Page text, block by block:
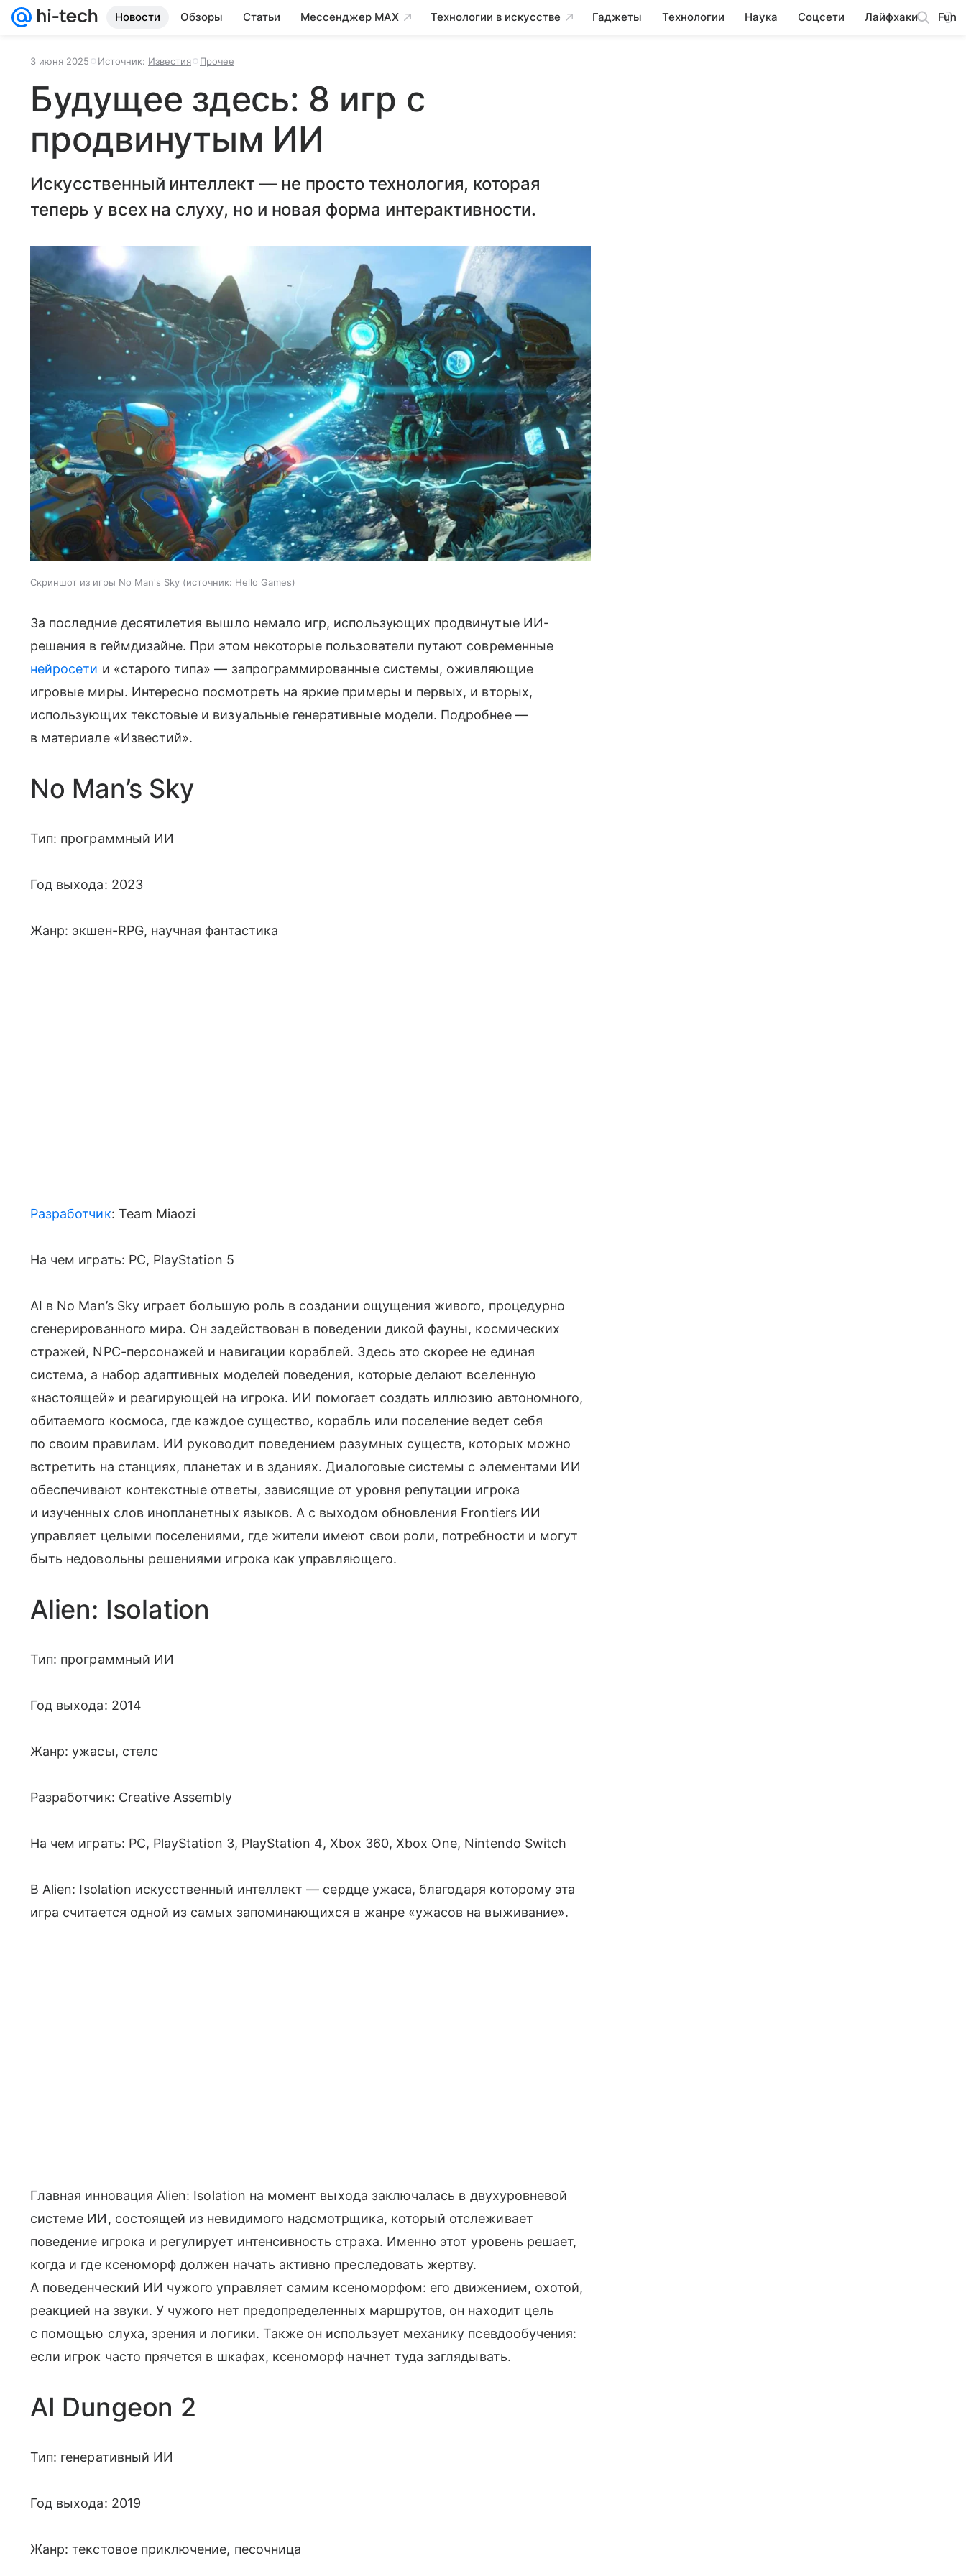
Новости Обзоры Статьи Мессенджер MAX Технологии в искусстве Гаджеты Технологии Наука Соцсети Лайфхаки Fun
3 июня 2025 Источник: Известия Прочее
Будущее здесь: 8 игр c
продвинутым ИИ
Искусственный интеллект — не просто технология, которая
теперь у всех на слуху, но и новая форма интерактивности.
Скриншот из игры No Man's Sky источник: Hello Games
За последние десятилетия вышло немало игр, использующих продвинутые ИИ-
решения в геймдизайне. При этом некоторые пользователи путают современные
нейросети и «старого типа» — запрограммированные системы, оживляющие
игровые миры. Интересно посмотреть на яркие примеры и первых, и вторых,
использующих текстовые и визуальные генеративные модели. Подробнее —
в материале «Известий».
No Man’s Sky
Тип: программный ИИ
Год выхода: 2023
Жанр: экшен-RPG, научная фантастика
Разработчик: Team Miaozi
На чем играть: PC, PlayStation 5
AI в No Man’s Sky играет большую роль в создании ощущения живого, процедурно
сгенерированного мира. Он задействован в поведении дикой фауны, космических
стражей, NPC-персонажей и навигации кораблей. Здесь это скорее не единая
система, а набор адаптивных моделей поведения, которые делают вселенную
«настоящей» и реагирующей на игрока. ИИ помогает создать иллюзию автономного,
обитаемого космоса, где каждое существо, корабль или поселение ведет себя
по своим правилам. ИИ руководит поведением разумных существ, которых можно
встретить на станциях, планетах и в зданиях. Диалоговые системы с элементами ИИ
обеспечивают контекстные ответы, зависящие от уровня репутации игрока
и изученных слов инопланетных языков. А с выходом обновления Frontiers ИИ
управляет целыми поселениями, где жители имеют свои роли, потребности и могут
быть недовольны решениями игрока как управляющего.
Alien: Isolation
Тип: программный ИИ
Год выхода: 2014
Жанр: ужасы, стелс
Разработчик: Creative Assembly
На чем играть: PC, PlayStation 3, PlayStation 4, Xbox 360, Xbox One, Nintendo Switch
В Alien: Isolation искусственный интеллект — сердце ужаса, благодаря которому эта
игра считается одной из самых запоминающихся в жанре «ужасов на выживание».
Главная инновация Alien: Isolation на момент выхода заключалась в двухуровневой
системе ИИ, состоящей из невидимого надсмотрщика, который отслеживает
поведение игрока и регулирует интенсивность страха. Именно этот уровень решает,
когда и где ксеноморф должен начать активно преследовать жертву.
А поведенческий ИИ чужого управляет самим ксеноморфом: его движением, охотой,
реакцией на звуки. У чужого нет предопределенных маршрутов, он находит цель
с помощью слуха, зрения и логики. Также он использует механику псевдообучения:
если игрок часто прячется в шкафах, ксеноморф начнет туда заглядывать.
AI Dungeon 2
Тип: генеративный ИИ
Год выхода: 2019
Жанр: текстовое приключение, песочница